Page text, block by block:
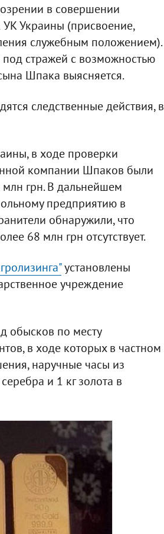
в совершении
УК Украины (присвоение,
служебным положением).
стражей с возможностью
Шпака выясняется.
следственные действия, в
в ходе проверки
компании Шпаков были
грн. В дальнейшем
предприятию в
обнаружили, что
68 млн грн отсутствует.
установлены
учреждение
обысков по месту
в ходе которых в частном
наручные часы из
и 1 кг золота в